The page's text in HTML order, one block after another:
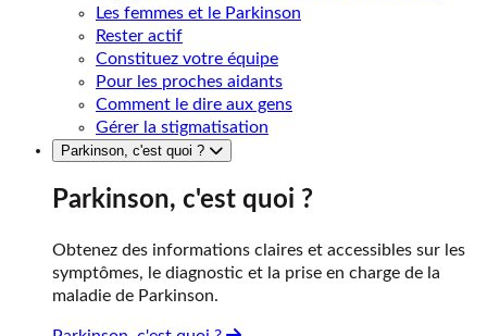
Les femmes et le Parkinson
Rester actif
Constituez votre équipe
Pour les proches aidants
Comment le dire aux gens
Gérer la stigmatisation
Parkinson, c'est quoi ?
Parkinson, c'est quoi ?
Obtenez des informations claires et accessibles sur les
symptômes, le diagnostic et la prise en charge de la
maladie de Parkinson.